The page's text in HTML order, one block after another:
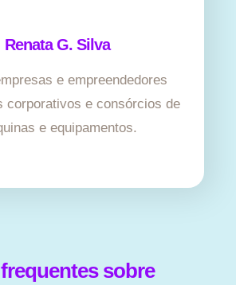
Renata G. Silva
e empreendedores
corporativos e consórcios de
e equipamentos.
sobre